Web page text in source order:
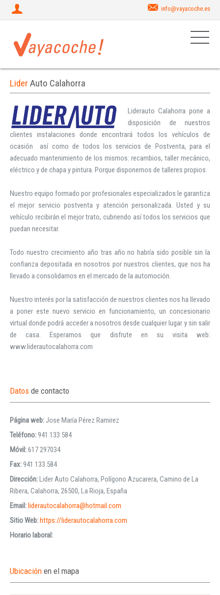
info@vayacoche.es
Lider Auto Calahorra
Liderauto Calahorra pone a
disposición de nuestros
clientes instalaciones donde encontrará todos los vehículos de
ocasión  así como de todos los servicios de Postventa, para el
adecuado mantenimiento de los mismos: recambios, taller mecánico,
eléctrico y de chapa y pintura. Porque disponemos de talleres propios.
Nuestro equipo formado por profesionales especializados le garantiza
el mejor servicio postventa y atención personalizada. Usted y su
vehículo recibirán el mejor trato, cubriendo así todos los servicios que
puedan necesitar.
Todo nuestro crecimiento año tras año no habría sido posible sin la
confianza depositada en nosotros por nuestros clientes, que nos ha
llevado a consolidarnos en el mercado de la automoción.
Nuestro interés por la satisfacción de nuestros clientes nos ha llevado
a poner este nuevo servicio en funcionamiento, un concesionario
virtual donde podrá acceder a nosotros desde cualquier lugar y sin salir
de casa. Esperamos que disfrute en su visita web:
www.liderautocalahorra.com
Datos de contacto
Página web:Jose María Pérez Ramirez
Teléfono:941 133 584
Móvil:617 297034
Fax:941 133 584
Dirección:Lider Auto Calahorra, Polígono Azucarera, Camino de La
Ribera, Calahorra, 26500, La Rioja, España
Email:liderautocalahorra@hotmail.com
Sitio Web:https://liderautocalahorra.com
Horario laboral:
Ubicación en el mapa